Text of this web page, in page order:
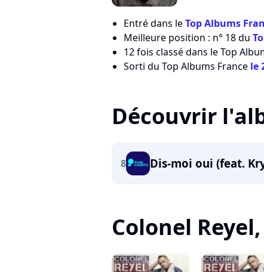
Entré dans leTop Albums
Meilleure position : n° 18 du
12 fois classé dans le Top
Sorti du Top Albums France le
Découvrir
8 Dis-moi oui (feat.
Colonel